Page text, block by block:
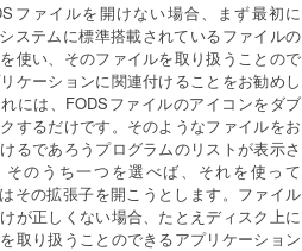
ファイルを開けない場合、まず最初に
ステムに標準搭載されているファイルの
使い、そのファイルを取り扱うことので
ケーションに関連付けることをお勧めし
には、FODSファイルのアイコンをダブ
するだけです。そのようなファイルをお
るであろうプログラムのリストが表示さ
そのうち一つを選べば、それを使って
その拡張子を開こうとします。ファイル
が正しくない場合、たとえディスク上に
取り扱うことのできるアプリケーション